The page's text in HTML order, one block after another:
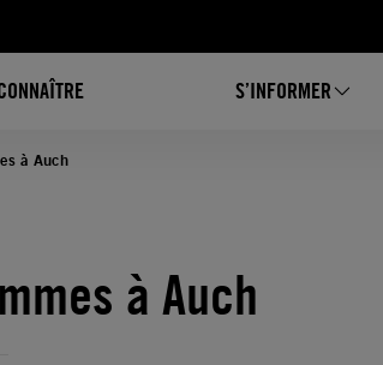
S’INFORMER
à Auch
à Auch